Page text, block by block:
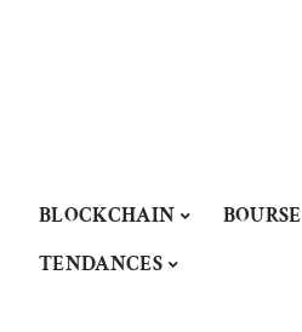
BLOCKCHAIN BOURSE
TENDANCES